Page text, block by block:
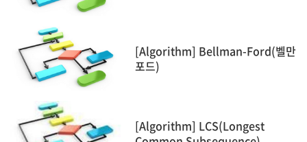
[Algorithm] Bellman-Ford(벨만
포드)
[Algorithm] LCS(Longest